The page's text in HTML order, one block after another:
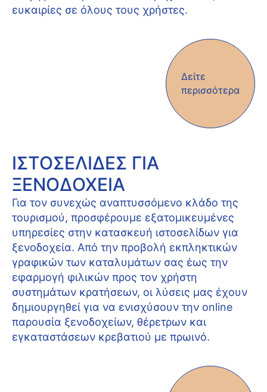
ευκαιρίες σε όλους τους χρήστες.
Δείτε
περισσότερα
ΙΣΤΟΣΕΛΊΔΕΣ ΓΙΑ
ΞΕΝΟΔΟΧΕΊΑ
Για τον συνεχώς αναπτυσσόμενο κλάδο της
τουρισμού, προσφέρουμε εξατομικευμένες
υπηρεσίες στην κατασκευή ιστοσελίδων για
ξενοδοχεία. Από την προβολή εκπληκτικών
γραφικών των καταλυμάτων σας έως την
εφαρμογή φιλικών προς τον χρήστη
συστημάτων κρατήσεων, οι λύσεις μας έχουν
δημιουργηθεί για να ενισχύσουν την online
παρουσία ξενοδοχείων, θέρετρων και
εγκαταστάσεων κρεβατιού με πρωινό.